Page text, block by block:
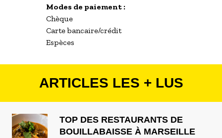
Modes de paiement :
Chèque
Carte bancaire/crédit
Espèces
ARTICLES LES + LUS
TOP DES RESTAURANTS DE
BOUILLABAISSE À MARSEILLE